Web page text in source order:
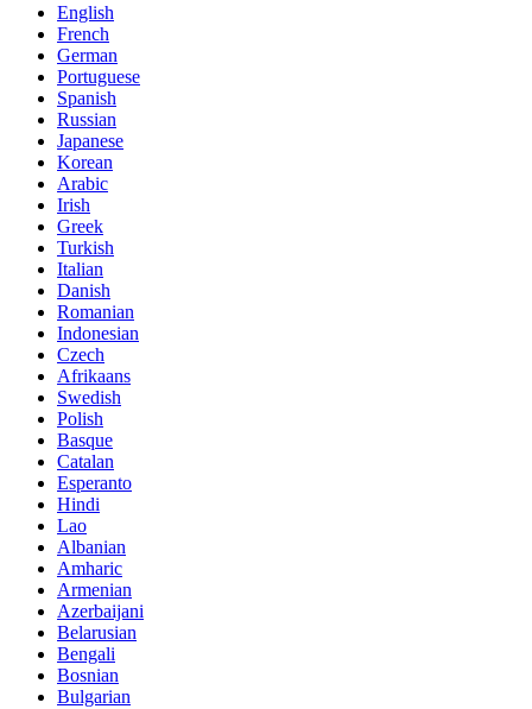
English
French
German
Portuguese
Spanish
Russian
Japanese
Korean
Arabic
Irish
Greek
Turkish
Italian
Danish
Romanian
Indonesian
Czech
Afrikaans
Swedish
Polish
Basque
Catalan
Esperanto
Hindi
Lao
Albanian
Amharic
Armenian
Azerbaijani
Belarusian
Bengali
Bosnian
Bulgarian